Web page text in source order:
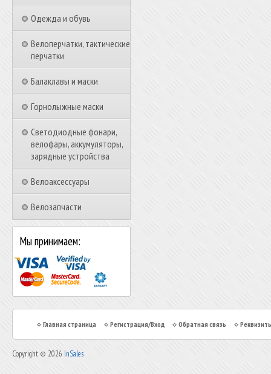
Одежда и обувь
Велоперчатки, тактические
перчатки
Балаклавы и маски
Горнолыжные маски
Светодиодные фонари,
велофары, аккумуляторы,
зарядные устройства
Велоаксессуары
Велозапчасти
Мы принимаем:
Главная страница Регистрация/Вход Обратная связь
Copyright © 2026 InSales